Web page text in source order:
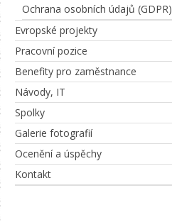
Ochrana osobních údajů (GDPR)
Evropské projekty
Pracovní pozice
Benefity pro zaměstnance
Návody, IT
Spolky
Galerie fotografií
Ocenění a úspěchy
Kontakt